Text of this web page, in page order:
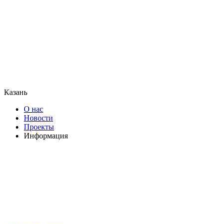
Казань
О нас
Новости
Проекты
Информация